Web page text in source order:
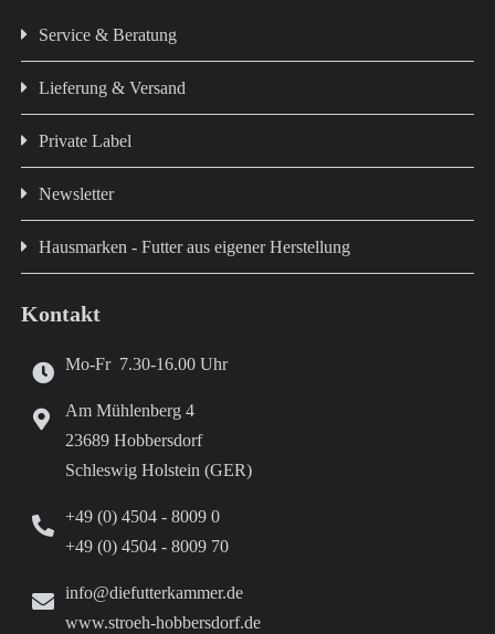
Service & Beratung
Lieferung & Versand
Private Label
Newsletter
Hausmarken - Futter aus eigener Herstellung
Kontakt
Mo-Fr 7.30-16.00 Uhr
Am Mühlenberg 4
23689 Hobbersdorf
Schleswig Holstein (GER)
+49 (0) 4504 - 8009 0
+49 (0) 4504 - 8009 70
info@diefutterkammer.de
www.stroeh-hobbersdorf.de